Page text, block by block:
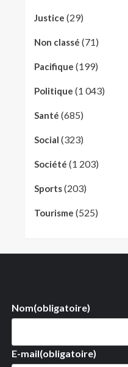
Justice (29)
Non classé (71)
Pacifique (199)
Politique (1 043)
Santé (685)
Social (323)
Société (1 203)
Sports(203)
Tourisme (525)
Nom(obligatoire)
E-mail(obligatoire)